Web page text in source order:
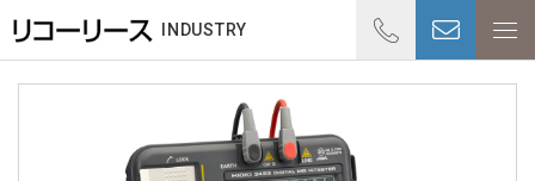
INDUSTRY
受付